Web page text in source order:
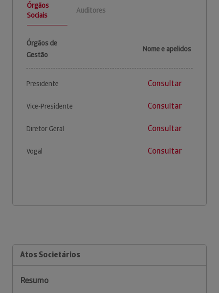
Órgãos
Sociais
Auditores
Órgãos de
Gestão
Nome e apelidos
Presidente Consultar
Vice-Presidente Consultar
Diretor Geral Consultar
Vogal Consultar
Atos Societários
Resumo